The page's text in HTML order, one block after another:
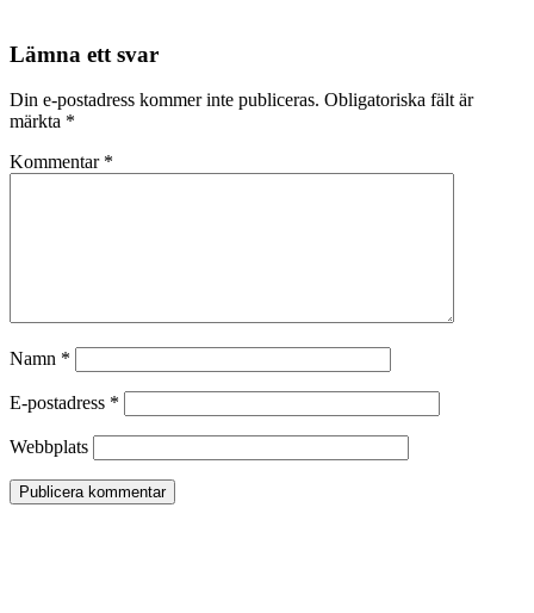
Lämna ett svar
Din e-postadress kommer inte publiceras. Obligatoriska fält är
märkta *
Kommentar *
Namn *
E-postadress *
Webbplats